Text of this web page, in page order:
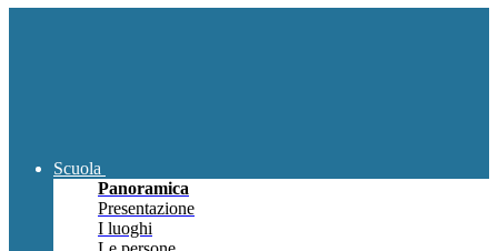
Scuola
Panoramica
Presentazione
I luoghi